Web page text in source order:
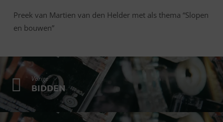
Preek van Martien van den Helder met als thema “Slopen
en bouwen”
Vorige
BIDDEN